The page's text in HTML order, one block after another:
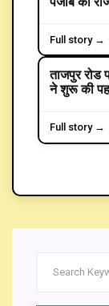
Full story →
CRIME
ताजपुर रोड
ने शुरू की
Full story →